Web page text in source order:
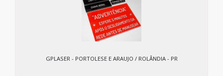
GPLASER - PORTOLESE E ARAUJO / ROLÂNDIA - PR